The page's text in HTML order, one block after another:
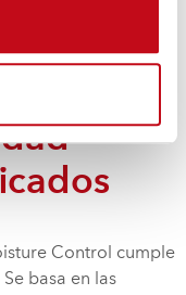
Control cumple
basa en las